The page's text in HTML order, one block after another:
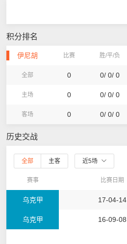
积分排名
伊尼胡 比赛 胜/平/负
全部 0 0/ 0/ 0
主场 0 0/ 0/ 0
客场 0 0/ 0/ 0
历史交战
全部 主客 近5场
赛事 比赛日期
乌克甲 17-04-14
乌克甲 16-09-08